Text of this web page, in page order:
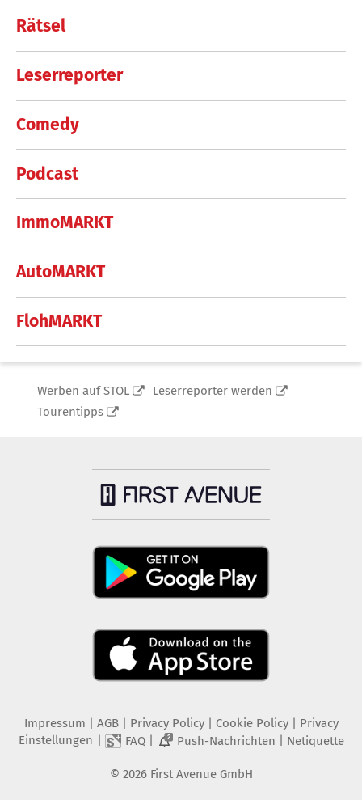
Rätsel
Leserreporter
Comedy
Podcast
ImmoMARKT
AutoMARKT
FlohMARKT
Werben auf STOL
Leserreporter werden
Tourentipps
Impressum AGB Privacy Policy| Cookie Policy| Privacy
Einstellungen
FAQ| 2 Push-Nachrichten Netiquette
© 2026 First Avenue GmbH